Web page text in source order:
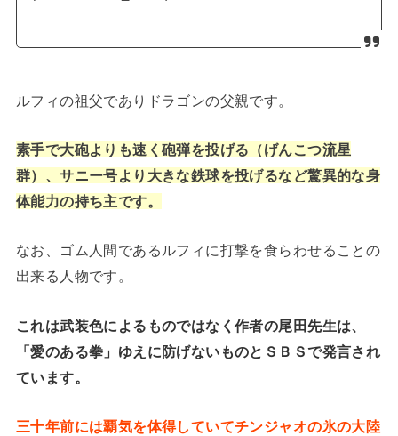
ルフィの祖父でありドラゴンの父親です。
素手で大砲よりも速く砲弾を投げる（げんこつ流星
群）、サニー号より大きな鉄球を投げるなど驚異的な身
体能力の持ち主です。
なお、ゴム人間であるルフィに打撃を食らわせることの
出来る人物です。
これは武装色によるものではなく作者の尾田先生は、
「愛のある拳」ゆえに防げないものとＳＢＳで発言され
ています。
三十年前には覇気を体得していてチンジャオの氷の大陸